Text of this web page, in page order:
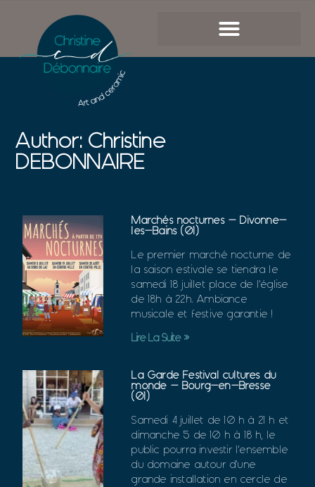
Author: Christine
DEBONNAIRE
Marchés nocturnes – Divonne-
les-Bains (01)
Le premier marché nocturne de
la saison estivale se tiendra le
samedi 18 juillet place de l’église
de 18h à 22h. Ambiance
musicale et festive garantie !
Lire La Suite »
La Garde Festival cultures du
monde – Bourg-en-Bresse
(01)
Samedi 4 juillet de 10 h à 21 h et
dimanche 5 de 10 h à 18 h, le
public pourra inves­tir l’ensemble
du domaine autour d’une
grande ins­tal­la­tion en cercle de